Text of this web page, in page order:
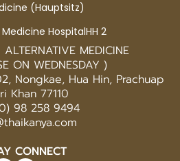
(Hauptsitz)
HospitalHH 2
MEDICINE
ON WEDNESDAY )
Nongkae, Hua Hin, Prachuap
Khan 77110
98 258 9494
CONNECT